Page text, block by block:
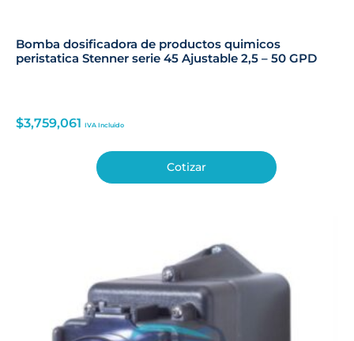
Bomba dosificadora de productos quimicos
peristatica Stenner serie 45 Ajustable 2,5 – 50 GPD
$3,759,061 IVA Incluido
Cotizar